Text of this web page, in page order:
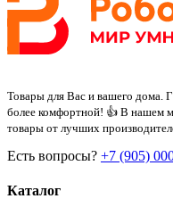
Товары для Вас и вашего дома.
более комфортной! 👍 В нашем
товары от лучших
Есть вопросы? +7 (905)
Каталог